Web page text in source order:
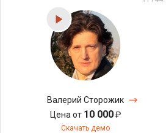
Валерий Сторожик
Цена от 10 000₽
Скачать демо